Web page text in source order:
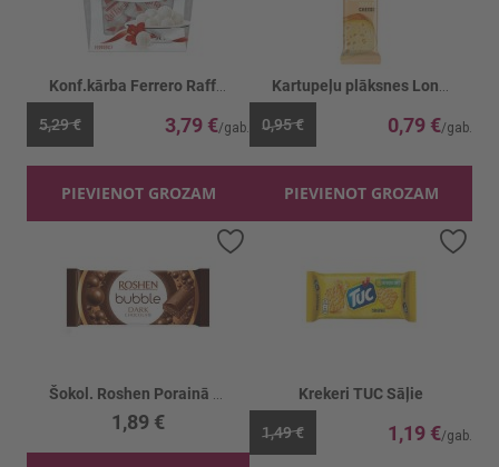
5,29 € 3,79 €
PIEVIENOT GROZAM
0,95 € 0,79 €
PIEVIENOT GROZAM
1,89 €
Krekeri TUC Sāļie
1,49 € 1,19 €